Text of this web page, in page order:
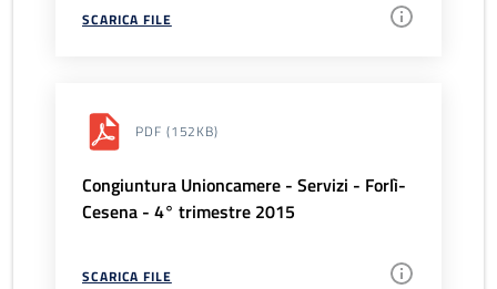
SCARICA FILE
PDF (152KB)
Congiuntura Unioncamere - Servizi - Forlì-
Cesena - 4° trimestre 2015
SCARICA FILE